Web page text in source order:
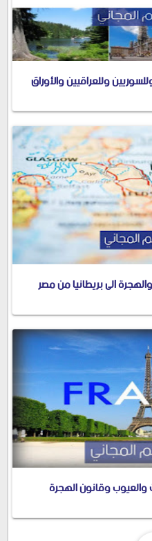
وللعراقيين والأوراق
الى بريطانيا من مصر
والعيوب وقانون الهجرة